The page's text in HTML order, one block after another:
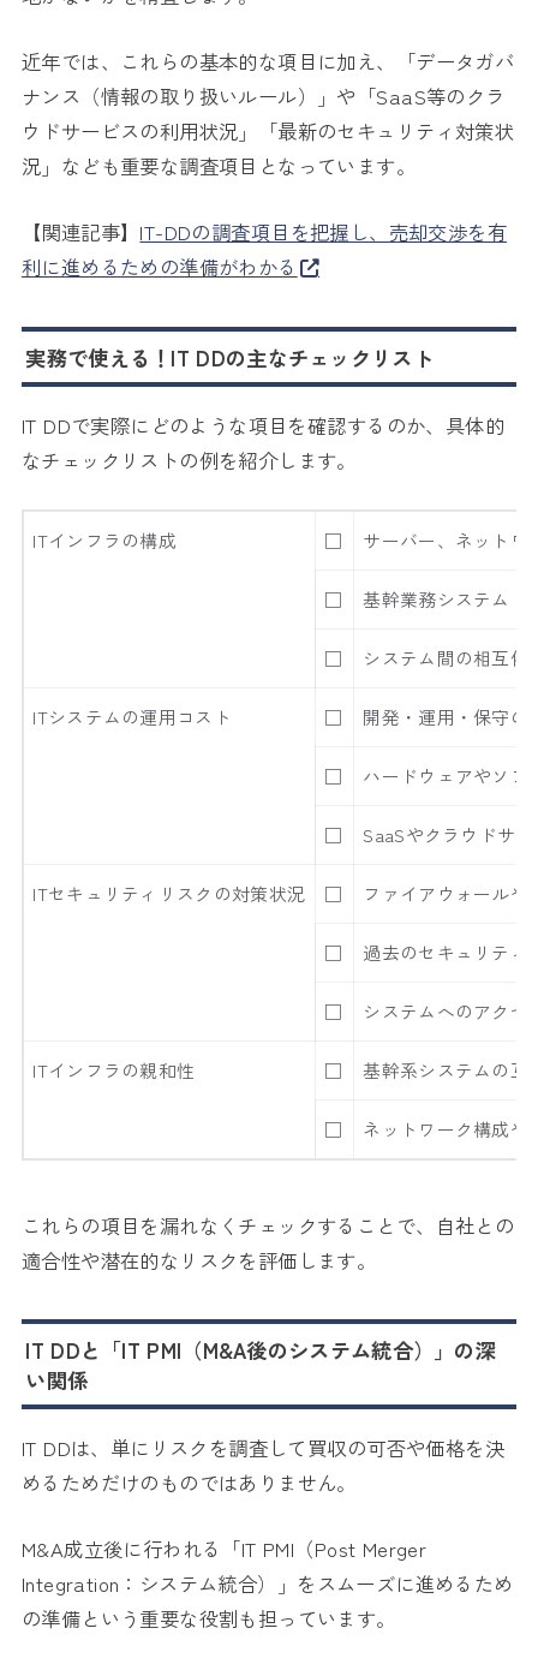
近年では、これらの基本的な項目に加え、「データガバ
ナンス（情報の取り扱いルール）」や「SaaS等のクラ
ウドサービスの利用状況」「最新のセキュリティ対策状
況」なども重要な調査項目となっています。
【関連記事】 IT-DDの調査項目を把握し、売却交渉を有
利に進めるための準備がわかる
実務で使える！IT DDの主なチェックリスト
IT DDで実際にどのような項目を確認するのか、具体的
なチェックリストの例を紹介します。
ITインフラの構成 □ サーバー、ネットワ
□ 基幹業務システム（
□ システム間の相互依
ITシステムの運用コスト □ 開発・運用・保守の
□ ハードウェアやソフ
□ SaaSやクラウドサ
ITセキュリティリスクの対策状況 □ ファイアウォール
□ 過去のセキュリティ
□ システムへのアクセ
ITインフラの親和性 □ 基幹系システムの互
□ ネットワーク構成や
これらの項目を漏れなくチェックすることで、自社との
適合性や潜在的なリスクを評価します。
IT DDと「IT PMI（M&A後のシステム統合）」の深
い関係
IT DDは、単にリスクを調査して買収の可否や価格を決
めるためだけのものではありません。
M&A成立後に行われる「IT PMI（Post Merger
Integration：システム統合）」をスムーズに進めるため
の準備という重要な役割も担っています。